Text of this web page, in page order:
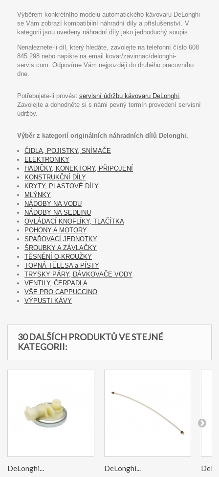
Výběrem konkrétního modelu automatického kávovaru DeLonghi
se Vám zobrazí kombatibilní náhradní díly a příslušenství. V
kategorii jsou uvedeny náhradní díly jako jednoduchý soupis.
Nenaleznete-li díl, který hledáte, zavolejte na telefonní číslo 608
845 298 nebo napište na email kovar/zavinnac/delonghi-
servis.com. Odpovíme Vám nejpozději do druhého pracovního
dne.
Potřebujete-li provést servisní údržbu kávovaru DeLonghi,
Zavolejte a dohodněte si s námi pevný termín provedení servisní
údržby.
Výběr z kategorií originálních náhradních dílů Delonghi.
ČIDLA, POJISTKY, SNÍMAČE
ELEKTRONIKY
HADIČKY, KONEKTORY, PŘIPOJENÍ
KONSTRUKČNÍ DÍLY
KRYTY, PLASTOVÉ DÍLY
MLÝNKY
NÁDOBY NA VODU
NÁDOBY NA SEDLINU
OVLÁDACÍ KNOFLÍKY, TLAČÍTKA
POHONY A MOTORY
SPAŘOVACÍ JEDNOTKY
ŠROUBKY A ZÁVLAČKY
TĚSNĚNÍ O-KROUŽKY
TOPNÁ TĚLESA a PÍSTY
TRYSKY PÁRY, DÁVKOVAČE VODY
VENTILY, ČERPADLA
VŠE PRO CAPPUCCINO
VÝPUSTI KÁVY
30 DALŠÍCH PRODUKTŮ VE STEJNÉ
KATEGORII:
DeLonghi... DeLonghi...